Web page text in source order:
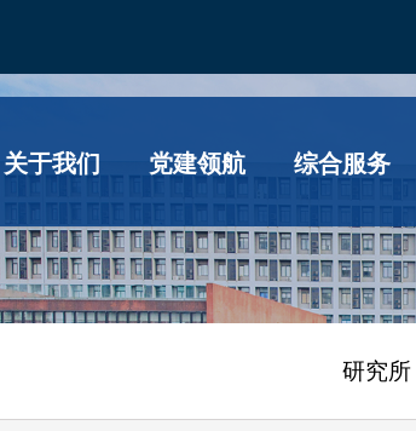
关于我们 党建领航 综合服务
研究所